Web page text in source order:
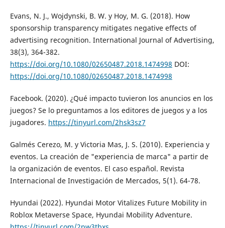
Evans, N. J., Wojdynski, B. W. y Hoy, M. G. (2018). How
sponsorship transparency mitigates negative effects of
advertising recognition. International Journal of Advertising,
38(3), 364-382.
https://doi.org/10.1080/02650487.2018.1474998 DOI:
https://doi.org/10.1080/02650487.2018.1474998
Facebook. (2020). ¿Qué impacto tuvieron los anuncios en los
juegos? Se lo preguntamos a los editores de juegos y a los
jugadores. https://tinyurl.com/2hsk3sz7
Galmés Cerezo, M. y Victoria Mas, J. S. (2010). Experiencia y
eventos. La creación de "experiencia de marca" a partir de
la organización de eventos. El caso español. Revista
Internacional de Investigación de Mercados, 5(1). 64-78.
Hyundai (2022). Hyundai Motor Vitalizes Future Mobility in
Roblox Metaverse Space, Hyundai Mobility Adventure.